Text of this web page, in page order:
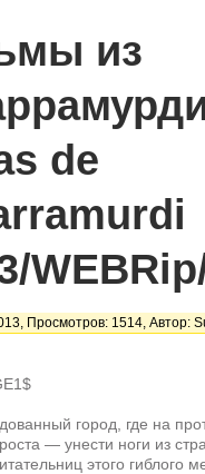
из
de
Просмотров: 1514, Автор:
город, где на
— унести ноги из
этого гиблого